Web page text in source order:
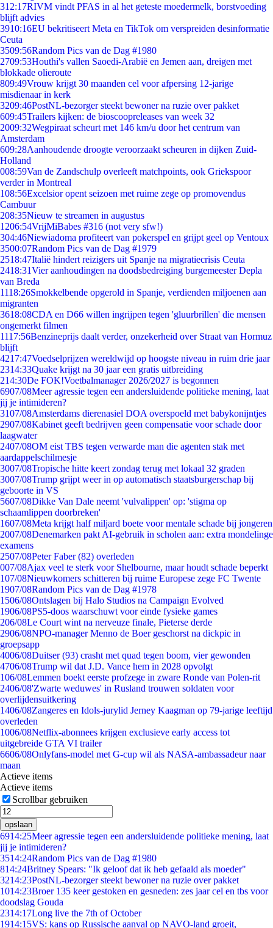
312:17RIVM vindt PFAS in al het geteste moedermelk, borstvoeding
blijft advies
3910:16EU bekritiseert Meta en TikTok om verspreiden desinformatie
Ceuta
3509:56Random Pics van de Dag #1980
2709:53Houthi's vallen Saoedi-Arabië en Jemen aan, dreigen met
blokkade olieroute
809:49Vrouw krijgt 30 maanden cel voor afpersing 12-jarige
misdienaar in kerk
3209:46PostNL-bezorger steekt bewoner na ruzie over pakket
609:45Trailers kijken: de bioscoopreleases van week 32
2009:32Wegpiraat scheurt met 146 km/u door het centrum van
Amsterdam
609:28Aanhoudende droogte veroorzaakt scheuren in dijken Zuid-
Holland
008:59Van de Zandschulp overleeft matchpoints, ook Griekspoor
verder in Montreal
108:56Excelsior opent seizoen met ruime zege op promovendus
Cambuur
208:35Nieuw te streamen in augustus
1206:54VrijMiBabes #316 (not very sfw!)
304:46Niewiadoma profiteert van pokerspel en grijpt geel op Ventoux
3500:07Random Pics van de Dag #1979
2518:47Italië hindert reizigers uit Spanje na migratiecrisis Ceuta
2418:31Vier aanhoudingen na doodsbedreiging burgemeester Depla
van Breda
1118:26Smokkelbende opgerold in Spanje, verdienden miljoenen aan
migranten
3618:08CDA en D66 willen ingrijpen tegen 'gluurbrillen' die mensen
ongemerkt filmen
1117:56Benzineprijs daalt verder, onzekerheid over Straat van Hormuz
blijft
4217:47Voedselprijzen wereldwijd op hoogste niveau in ruim drie jaar
2314:33Quake krijgt na 30 jaar een gratis uitbreiding
214:30De FOK!Voetbalmanager 2026/2027 is begonnen
6907/08Meer agressie tegen een andersluidende politieke mening, laat
jij je intimideren?
3107/08Amsterdams dierenasiel DOA overspoeld met babykonijntjes
2907/08Kabinet geeft bedrijven geen compensatie voor schade door
laagwater
2407/08OM eist TBS tegen verwarde man die agenten stak met
aardappelschilmesje
3007/08Tropische hitte keert zondag terug met lokaal 32 graden
3007/08Trump grijpt weer in op automatisch staatsburgerschap bij
geboorte in VS
5607/08Dikke Van Dale neemt 'vulvalippen' op: 'stigma op
schaamlippen doorbreken'
1607/08Meta krijgt half miljard boete voor mentale schade bij jongeren
2007/08Denemarken pakt AI-gebruik in scholen aan: extra mondelinge
examens
2507/08Peter Faber (82) overleden
007/08Ajax veel te sterk voor Shelbourne, maar houdt schade beperkt
107/08Nieuwkomers schitteren bij ruime Europese zege FC Twente
1907/08Random Pics van de Dag #1978
1506/08Ontslagen bij Halo Studios na Campaign Evolved
1906/08PS5-doos waarschuwt voor einde fysieke games
206/08Le Court wint na nerveuze finale, Pieterse derde
2906/08NPO-manager Menno de Boer geschorst na dickpic in
groepsapp
4006/08Duitser (93) crasht met quad tegen boom, vier gewonden
4706/08Trump wil dat J.D. Vance hem in 2028 opvolgt
106/08Lemmen boekt eerste profzege in zware Ronde van Polen-rit
2406/08'Zwarte weduwes' in Rusland trouwen soldaten voor
overlijdensuitkering
1406/08Zangeres en Idols-jurylid Jerney Kaagman op 79-jarige leeftijd
overleden
1006/08Netflix-abonnees krijgen exclusieve early access tot
uitgebreide GTA VI trailer
6606/08Onlyfans-model met G-cup wil als NASA-ambassadeur naar
maan
Actieve items
Actieve items
Scrollbar gebruiken
opslaan
6914:25Meer agressie tegen een andersluidende politieke mening, laat
jij je intimideren?
3514:24Random Pics van de Dag #1980
814:24Britney Spears: "Ik geloof dat ik heb gefaald als moeder"
3214:23PostNL-bezorger steekt bewoner na ruzie over pakket
1014:23Broer 135 keer gestoken en gesneden: zes jaar cel en tbs voor
doodslag Gouda
2314:17Long live the 7th of October
1914:15VS: kans op Russische aanval op NAVO-land groeit,